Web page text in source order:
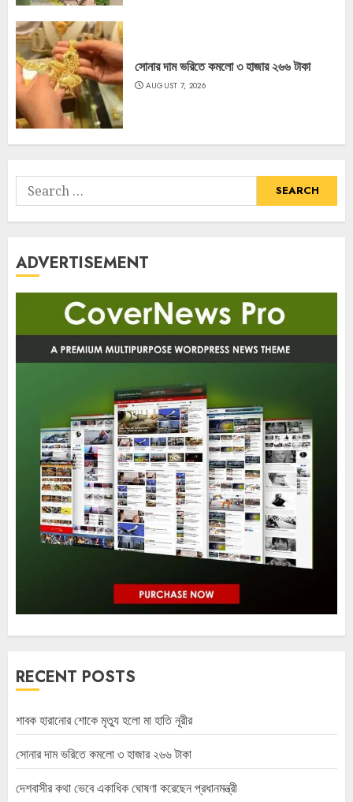
সোনার দাম ভরিতে কমলো ৩ হাজার ২৬৬ টাকা
AUGUST 7, 2026
Search
for:
ADVERTISEMENT
RECENT POSTS
শাবক হারানোর শোকে মৃত্যু হলো মা হাতি নূরীর
সোনার দাম ভরিতে কমলো ৩ হাজার ২৬৬ টাকা
দেশবাসীর কথা ভেবে একাধিক ঘোষণা করেছেন প্রধানমন্ত্রী